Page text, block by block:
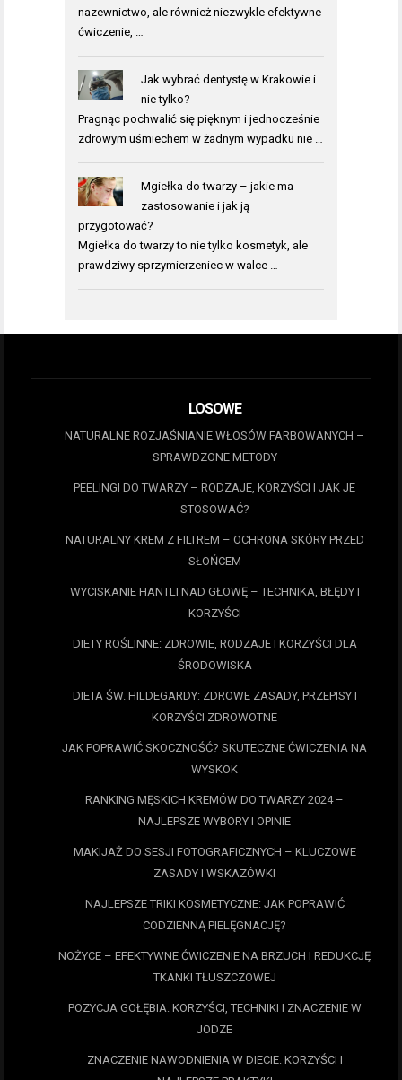
nazewnictwo, ale również niezwykle efektywne
ćwiczenie, …
Jak wybrać dentystę w Krakowie i
nie tylko?
Pragnąc pochwalić się pięknym i jednocześnie
zdrowym uśmiechem w żadnym wypadku nie …
Mgiełka do twarzy – jakie ma
zastosowanie i jak ją
przygotować?
Mgiełka do twarzy to nie tylko kosmetyk, ale
prawdziwy sprzymierzeniec w walce …
LOSOWE
NATURALNE ROZJAŚNIANIE WŁOSÓW FARBOWANYCH –
SPRAWDZONE METODY
PEELINGI DO TWARZY – RODZAJE, KORZYŚCI I JAK JE
STOSOWAĆ?
NATURALNY KREM Z FILTREM – OCHRONA SKÓRY PRZED
SŁOŃCEM
WYCISKANIE HANTLI NAD GŁOWĘ – TECHNIKA, BŁĘDY I
KORZYŚCI
DIETY ROŚLINNE: ZDROWIE, RODZAJE I KORZYŚCI DLA
ŚRODOWISKA
DIETA ŚW. HILDEGARDY: ZDROWE ZASADY, PRZEPISY I
KORZYŚCI ZDROWOTNE
JAK POPRAWIĆ SKOCZNOŚĆ? SKUTECZNE ĆWICZENIA NA
WYSKOK
RANKING MĘSKICH KREMÓW DO TWARZY 2024 –
NAJLEPSZE WYBORY I OPINIE
MAKIJAŻ DO SESJI FOTOGRAFICZNYCH – KLUCZOWE
ZASADY I WSKAZÓWKI
NAJLEPSZE TRIKI KOSMETYCZNE: JAK POPRAWIĆ
CODZIENNĄ PIELĘGNACJĘ?
NOŻYCE – EFEKTYWNE ĆWICZENIE NA BRZUCH I REDUKCJĘ
TKANKI TŁUSZCZOWEJ
POZYCJA GOŁĘBIA: KORZYŚCI, TECHNIKI I ZNACZENIE W
JODZE
ZNACZENIE NAWODNIENIA W DIECIE: KORZYŚCI I